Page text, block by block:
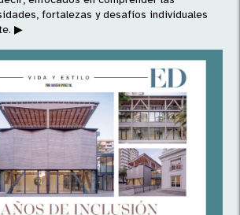
fortalezas y desafíos individuales
▶